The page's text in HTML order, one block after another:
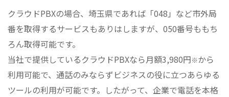
クラウドPBXの場合、埼玉県であれば「048」など市外局
番を取得するサービスもありはしますが、050番号ももち
ろん取得可能です。
当社で提供しているクラウドPBXなら月額3,980円※から
利用可能で、通話のみならずビジネスの役に立つあらゆる
ツールの利用が可能です。したがって、企業で電話を本格